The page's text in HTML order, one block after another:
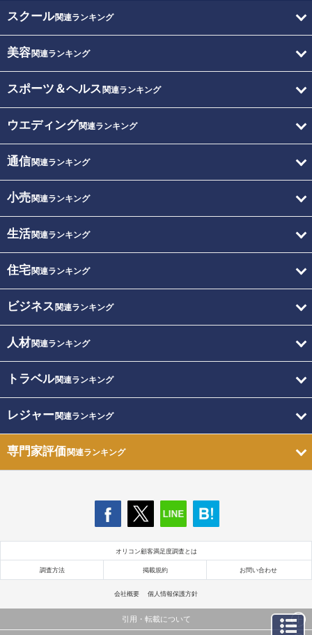
スクール関連ランキング
美容関連ランキング
スポーツ＆ヘルス 関連ランキング
ウエディング関連ランキング
通信関連ランキング
小売関連ランキング
生活関連ランキング
住宅関連ランキング
ビジネス 関連ランキング
人材関連ランキング
トラベル関連ランキング
レジャー関連ランキング
専門家評価関連ランキング
オリコン顧客満足度調査とは
調査方法 掲載規約 お問い合わせ
会社概要 個人情報保護方針
引用・転載について